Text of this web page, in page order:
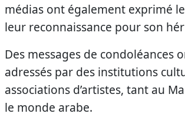
médias ont également exprimé
leur reconnaissance pour son
Des messages de condoléances
adressés par des institutions
associations d’artistes, tant au
le monde arabe.